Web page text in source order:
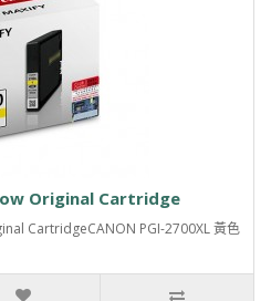
Original Cartridge
CartridgeCANON PGI-2700XL 黃色